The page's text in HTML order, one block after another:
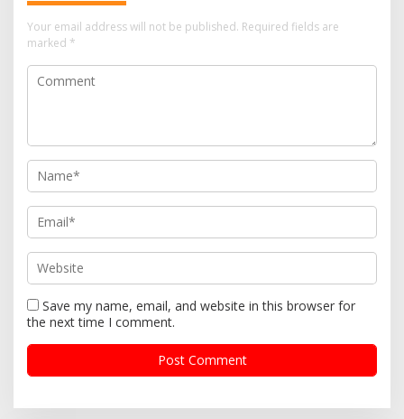
Your email address will not be published. Required fields are
marked *
Save my name, email, and website in this browser for
the next time I comment.